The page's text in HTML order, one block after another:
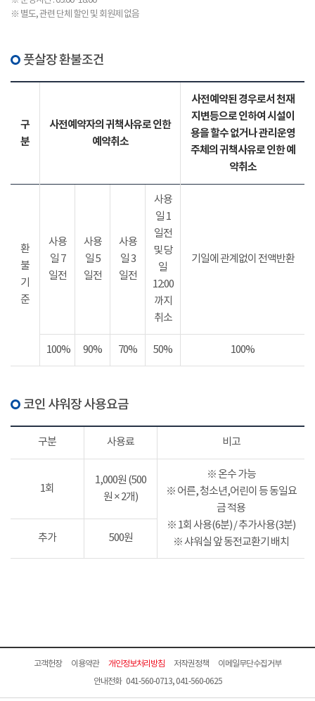
※ 별도, 관련 단체 할인 및 회원제 없음
풋살장 환불조건
구
분
사전예약자의 귀책사유로 인한
예약취소
사전예약된 경우로서 천재
지변등으로 인하여 시설이
용을 할수 없거나 관리운영
주체의 귀책사유로 인한 예
약취소
환
불
기
준
사용
일 7
일전
사용
일 5
일전
사용
일 3
일전
사용
일 1
일전
및 당
일
12:00
까지
취소
기일에 관계없이 전액반환
100% 90% 70% 50% 100%
코인 샤워장 사용요금
구분 사용료 비고
1회
1,000원 (500
원 × 2개)
※ 온수 가능
※ 어른, 청소년,어린이 등 동일요
금 적용
※ 1회 사용(6분) / 추가사용(3분)
※ 샤워실 앞 동전교환기 배치
추가 500원
고객헌장 이용약관 개인정보처리방침 저작권정책
이메일무단수집거부
안내전화 041-560-0713, 041-560-0625